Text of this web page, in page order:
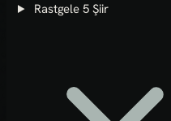
Rastgele 5 Şiir